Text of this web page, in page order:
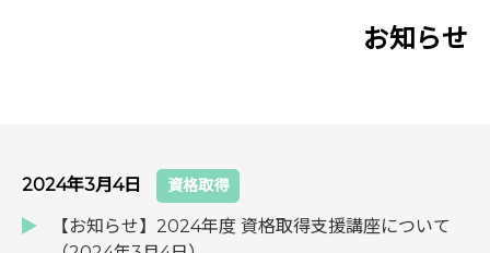
お知らせ
2024年3月4日 資格取得
【お知らせ】2024年度 資格取得支援講座について